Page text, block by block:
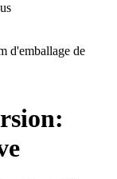
d'emballage de